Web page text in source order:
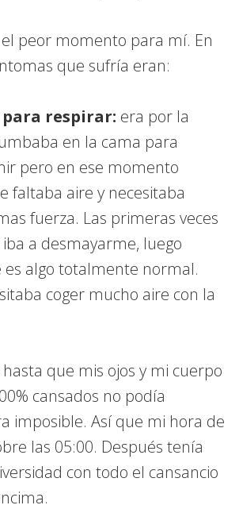
peor momento para mí. En
que sufría eran:
respirar: era por la
en la cama para
pero en ese momento
faltaba aire y necesitaba
fuerza. Las primeras veces
a desmayarme, luego
algo totalmente normal.
coger mucho aire con la
hasta que mis ojos y mi cuerpo
cansados no podía
imposible. Así que mi hora de
las 05:00. Después tenía
con todo el cansancio